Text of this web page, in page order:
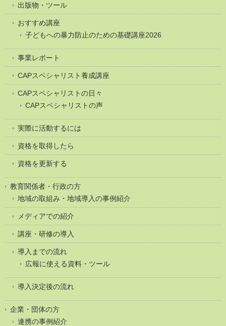
出版物・ツール
おすすめ講座
子どもへの暴力防止のための基礎講座2026
事業レポート
CAPスペシャリスト養成講座
CAPスペシャリストの日々
CAPスペシャリストの声
実際に活動するには
資格を取得したら
資格を更新する
教育関係者・行政の方
地域の取組み・地域導入の事例紹介
メディアでの紹介
講座・研修の導入
導入までの流れ
広報に使える資料・ツール
導入決定後の流れ
企業・団体の方
連携の事例紹介